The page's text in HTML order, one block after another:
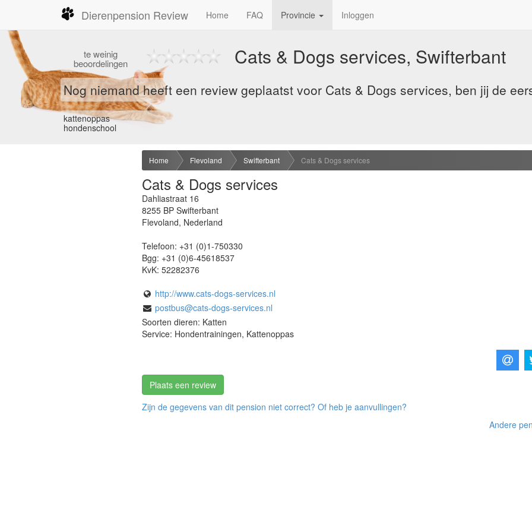
Dierenpension Review Home FAQ Provincie Inloggen
teweinig
beoordelingen Cats & Dogs services, Swifterbant
Nog niemand heeft een review geplaatst voor Cats & Dogs services, ben jij de
kattenoppas
hondenschool
Home Flevoland Swifterbant Cats & Dogs services
Cats & Dogs services
Dahliastraat 16
8255 BP Swifterbant
Flevoland, Nederland
Telefoon: +31 (0)1-750330
Bgg: +31 (0)6-45618537
KvK: 52282376
http://www.cats-dogs-services.nl
postbus@cats-dogs-services.nl
Soorten dieren: Katten
Service: Hondentrainingen, Kattenoppas
Plaats een review
Zijn de gegevens van dit pension niet correct? Of heb je aanvullingen?
Andere